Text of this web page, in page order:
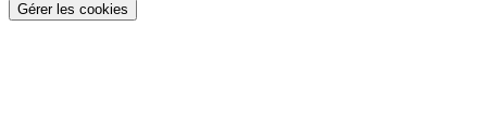
Gérer les cookies